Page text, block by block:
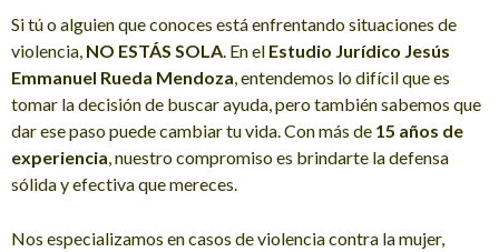
Si tú o alguien que conoces está enfrentando situaciones de
violencia, NO ESTÁS SOLA . En el Estudio Jurídico Jesús
Emmanuel Rueda Mendoza , entendemos lo difícil que es
tomar la decisión de buscar ayuda, pero también sabemos que
dar ese paso puede cambiar tu vida. Con más de 15 años de
experiencia , nuestro compromiso es brindarte la defensa
sólida y efectiva que mereces.
Nos especializamos en casos de violencia contra la mujer,